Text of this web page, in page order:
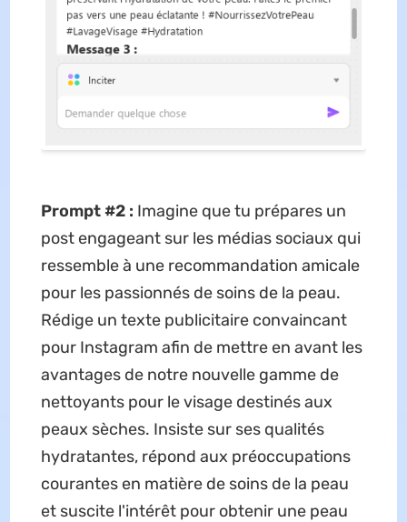
Prompt #2 : Imagine que tu prépares un
post engageant sur les médias sociaux qui
ressemble à une recommandation amicale
pour les passionnés de soins de la peau.
Rédige un texte publicitaire convaincant
pour Instagram afin de mettre en avant les
avantages de notre nouvelle gamme de
nettoyants pour le visage destinés aux
peaux sèches. Insiste sur ses qualités
hydratantes, répond aux préoccupations
courantes en matière de soins de la peau
et suscite l'intérêt pour obtenir une peau